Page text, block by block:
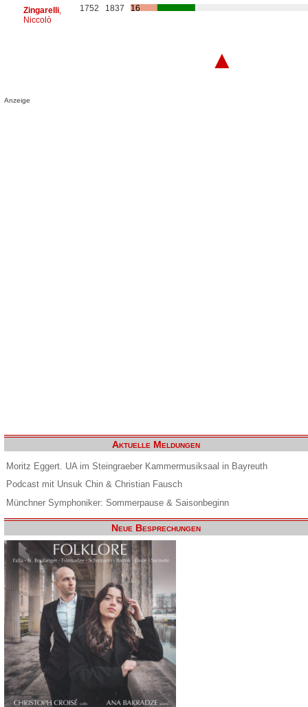
Zingarelli,
Niccolò
1752 1837 16
▲
Anzeige
Aktuelle Meldungen
Moritz Eggert. UA im Steingraeber Kammermusiksaal in Bayreuth
Podcast mit Unsuk Chin & Christian Fausch
Münchner Symphoniker: Sommerpause & Saisonbeginn
Neue Besprechungen